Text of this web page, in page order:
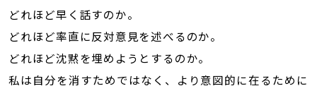
どれほど早く話すのか。
どれほど率直に反対意見を述べるのか。
どれほど沈黙を埋めようとするのか。
私は自分を消すためではなく、より意図的に在るために